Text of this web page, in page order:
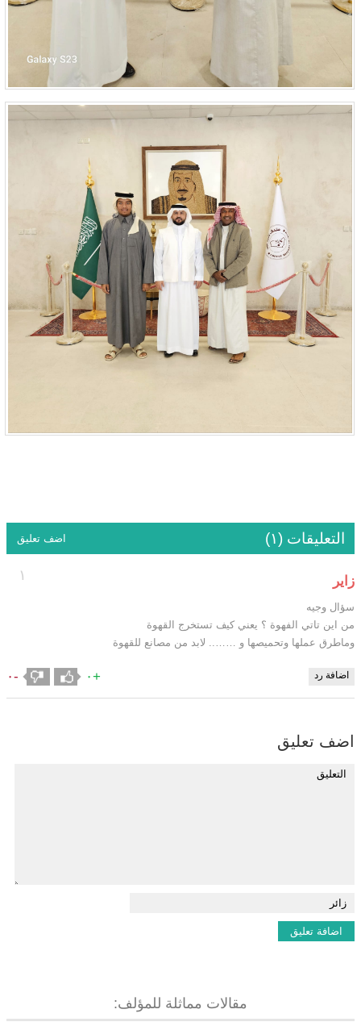
التعليقات (١) اضف تعليق
١ زاير
سؤال وجيه
من اين تاتي الفهوة ؟ يعني كيف تستخرج القهوة
وماطرق عملها وتحميصها و …….. لابد من مصانع للقهوة
اضافة رد +٠ -٠
اضف تعليق
مقالات مماثلة للمؤلف: